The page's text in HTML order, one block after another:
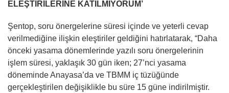
ELEŞTİRİLERİNE KATILMIYORUM’
Şentop, soru önergelerine süresi içinde ve yeterli cevap
verilmediğine ilişkin eleştiriler geldiğini hatırlatarak, “Daha
önceki yasama dönemlerinde yazılı soru önergelerinin
işlem süresi, yaklaşık 30 gün iken; 27’nci yasama
döneminde Anayasa’da ve TBMM iç tüzüğünde
gerçekleştirilen değişiklikle bu süre 15 güne indirilmiştir.